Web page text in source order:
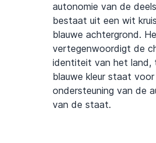
autonomie van de
bestaat uit een wit
blauwe achtergrond.
vertegenwoordigt de
identiteit van het land,
blauwe kleur staat
ondersteuning van de
van de staat.